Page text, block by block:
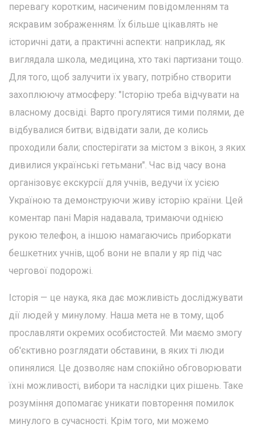
перевагу коротким, насиченим повідомленням та
яскравим зображенням. Їх більше цікавлять не
історичні дати, а практичні аспекти: наприклад, як
виглядала школа, медицина, хто такі партизани тощо.
Для того, щоб залучити їх увагу, потрібно створити
захоплюючу атмосферу: "Історію треба відчувати на
власному досвіді. Варто прогулятися тими полями, де
відбувалися битви; відвідати зали, де колись
проходили бали; спостерігати за містом з вікон, з яких
дивилися українські гетьмани". Час від часу вона
організовує екскурсії для учнів, ведучи їх усією
Україною та демонструючи живу історію країни. Цей
коментар пані Марія надавала, тримаючи однією
рукою телефон, а іншою намагаючись приборкати
бешкетних учнів, щоб вони не впали у яр під час
чергової подорожі.
Історія — це наука, яка дає можливість досліджувати
дії людей у минулому. Наша мета не в тому, щоб
прославляти окремих особистостей. Ми маємо змогу
об'єктивно розглядати обставини, в яких ті люди
опинялися. Це дозволяє нам спокійно обговорювати
їхні можливості, вибори та наслідки цих рішень. Таке
розуміння допомагає уникати повторення помилок
минулого в сучасності. Крім того, ми можемо